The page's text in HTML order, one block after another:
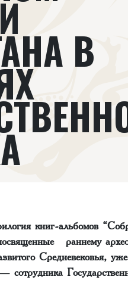
В
книг-альбомов
раннему
Средневековья, уже
сотрудника